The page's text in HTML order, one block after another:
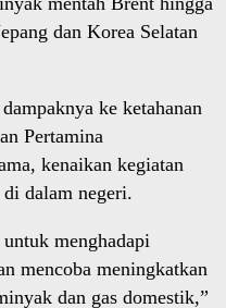
dan Korea Selatan
ke ketahanan
Pertamina
kenaikan kegiatan
dalam negeri.
menghadapi
mencoba meningkatkan
dan gas domestik,”